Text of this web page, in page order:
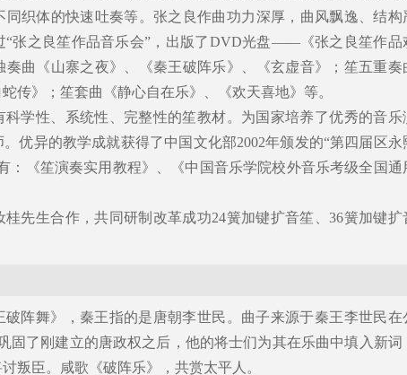
同织体的快速吐奏等。张之良作曲功力深厚，曲风飘逸、结构
“张之良笙作品音乐会”，出版了DVD光盘——《张之良笙作品
曲《山寨之夜》、《秦王破阵乐》、《玄虚音》；笙五重奏
传》；笙套曲《静心自在乐》、《欢天喜地》等。
学性、系统性、完整性的笙教材。为国家培养了优秀的音乐
优异的教学成就获得了中国文化部2002年颁发的“第四届区永
：《笙演奏实用教程》、《中国音乐学院校外音乐考级全国通
先生合作，共同研制改革成功24簧加键扩音笙、36簧加键扩
破阵舞》，秦王指的是唐朝李世民。曲子来源于秦王李世民在
固了刚建立的唐政权之后，他的将士们为其在乐曲中填入新词
叛臣。咸歌《破阵乐》，共赏太平人。